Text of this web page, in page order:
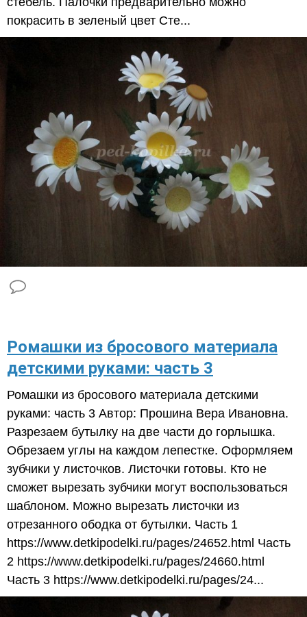
покрасить в зеленый цвет Сте...
Ромашки из бросового материала
детскими руками: часть 3
Ромашки из бросового материала детскими
руками: часть 3 Автор: Прошина Вера Ивановна.
Разрезаем бутылку на две части до горлышка.
Обрезаем углы на каждом лепестке. Оформляем
зубчики у листочков. Листочки готовы. Кто не
сможет вырезать зубчики могут воспользоваться
шаблоном. Можно вырезать листочки из
отрезанного ободка от бутылки. Часть 1
https://www.detkipodelki.ru/pages/24652.html Часть
2 https://www.detkipodelki.ru/pages/24660.html
Часть 3 https://www.detkipodelki.ru/pages/24...